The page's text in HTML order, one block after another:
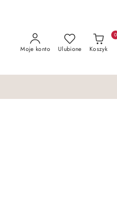
Moje konto Ulubione Koszyk
0